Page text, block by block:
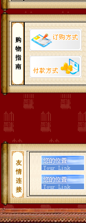
购
物
指
南
友
情
连
接